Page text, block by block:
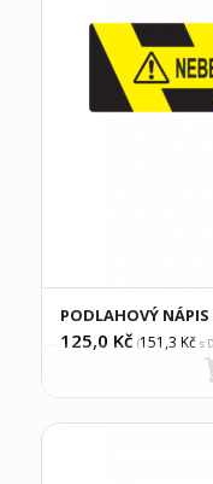
PODLAHOVÝ
125,0 Kč (151,3 Kčs